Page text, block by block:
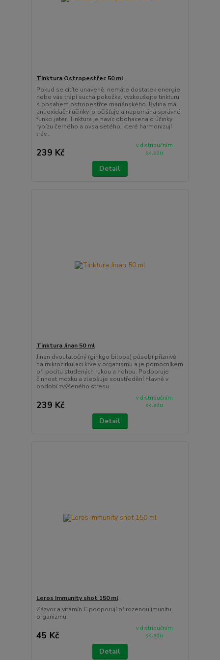
Tinktura Ostropestřec 50 ml
Pokud se cítíte unaveně, nemáte dostatek energie
nebo vás trápí suchá pokožka, vyzkoušejte tinkturu
s obsahem ostropestřce mariánského. Bylina má
antioxidační účinky, pročišťuje a napomáhá správné
funkci jater. Tinktura je navíc obohacena o účinky
rybízu černého a ovsa setého, které harmonizují
tráv...
239 Kč
v distribučním
skladu
Detail
Tinktura Jinan 50 ml
Jinan dvoulaločný (ginkgo biloba) působí příznivě
na mikrocirkulaci krve v organismu a je pomocníkem
při pocitu studených rukou a nohou. Podporuje
činnost mozku a zlepšuje soustředění hlavně v
období zvýšeného stresu.
239 Kč
v distribučním
skladu
Detail
Leros Immunity shot 150 ml
Zázvor a vitamín C podporují přirozenou imunitu
organizmu.
45 Kč
v distribučním
skladu
Detail